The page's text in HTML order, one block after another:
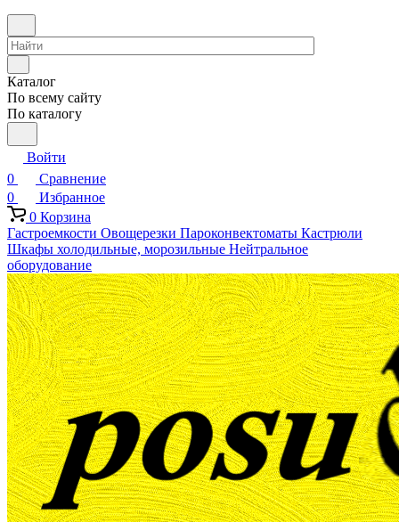
Каталог
По всему сайту
По каталогу
Войти
0
Сравнение
0
Избранное
0 Корзина
Гастроемкости Овощерезки Пароконвектоматы Кастрюли
Шкафы холодильные, морозильные Нейтральное
оборудование